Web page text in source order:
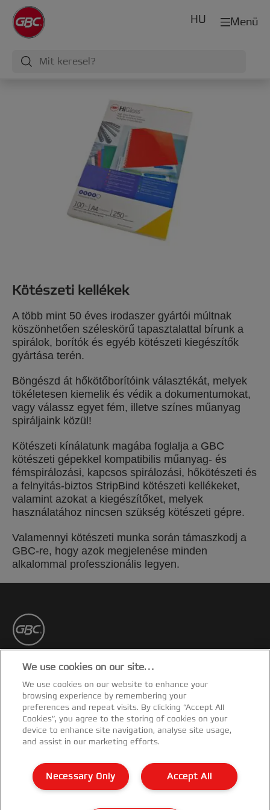
Menü
HU
Kötészeti kellékek
A több mint 50 éves irodaszer gyártói múltnak
köszönhetően széleskörű tapasztalattal bírunk a
spirálok, borítók és egyéb kötészeti kiegészítők
gyártása terén.
Böngészd át hőkötőborítóink választékát, melyek
tökéletesen kiemelik és védik a dokumentumokat,
vagy válassz egyet fém, illetve színes műanyag
spiráljaink közül!
Kötészeti kínálatunk magába foglalja a GBC
kötészeti gépekkel kompatibilis műanyag- és
fémspirálozási, kapcsos spirálozási, hőkötészeti és
a felnyitás-biztos StripBind kötészeti kellékeket,
valamint azokat a kiegészítőket, melyek
használatához nincsen szükség kötészeti gépre.
Valamennyi kötészeti munka során támaszkodj a
GBC-re, hogy azok megjelenése minden
alkalommal professzionális legyen.
Iratkozz fel!
Rendelkezz naprakész információkkal a
termékekkel, promóciókkal kapcsolatban a
postafiókodon keresztül!
Garancialis feltetelek
We use cookies on our site…
We use cookies on our website to enhance your
browsing experience by remembering your
preferences and repeat visits. By clicking “Accept All
Cookies”, you agree to the storing of cookies on your
device to enhance site navigation, analyse site usage,
and assist in our marketing efforts.
Accept All
Necessary Only